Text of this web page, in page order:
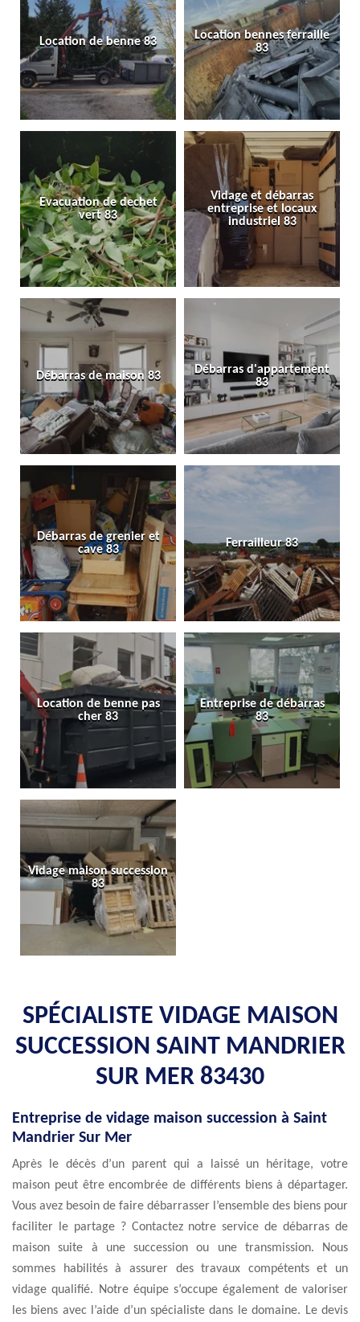
Location de benne 83
Location bennes ferraille
83
Evacuation de dechet
vert 83
Vidage et débarras
entreprise et locaux
industriel 83
Débarras de maison 83
Débarras d'appartement
83
Débarras de grenier et
cave 83
Ferrailleur 83
Location de benne pas
cher 83
Entreprise de débarras
83
Vidage maison succession
83
SPÉCIALISTE VIDAGE MAISON
SUCCESSION SAINT MANDRIER
SUR MER 83430
Entreprise de vidage maison succession à Saint
Mandrier Sur Mer
Après le décès d’un parent qui a laissé un héritage, votre
maison peut être encombrée de différents biens à départager.
Vous avez besoin de faire débarrasser l’ensemble des biens pour
faciliter le partage ? Contactez notre service de débarras de
maison suite à une succession ou une transmission. Nous
sommes habilités à assurer des travaux compétents et un
vidage qualifié. Notre équipe s’occupe également de valoriser
les biens avec l’aide d’un spécialiste dans le domaine. Le devis